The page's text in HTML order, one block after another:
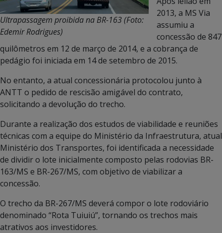
Ultrapassagem proibida na BR-163 (Foto:
Edemir Rodrigues)
2013, a MS Via
assumiu a
concessão de 847
quilômetros em 12 de março de 2014, e a cobrança de
pedágio foi iniciada em 14 de setembro de 2015.
No entanto, a atual concessionária protocolou junto à
ANTT o pedido de rescisão amigável do contrato,
solicitando a devolução do trecho.
Durante a realização dos estudos de viabilidade e reuniões
técnicas com a equipe do Ministério da Infraestrutura, atual
Ministério dos Transportes, foi identificada a necessidade
de dividir o lote inicialmente composto pelas rodovias BR-
163/MS e BR-267/MS, com objetivo de viabilizar a
concessão.
O trecho da BR-267/MS deverá compor o lote rodoviário
denominado “Rota Tuiuiú”, tornando os trechos mais
atrativos aos investidores.